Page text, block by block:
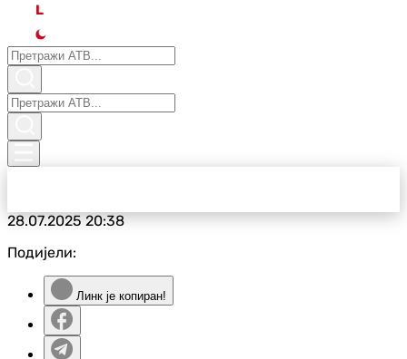
L
28.07.202520:38
Подијели:
Линк је копиран!